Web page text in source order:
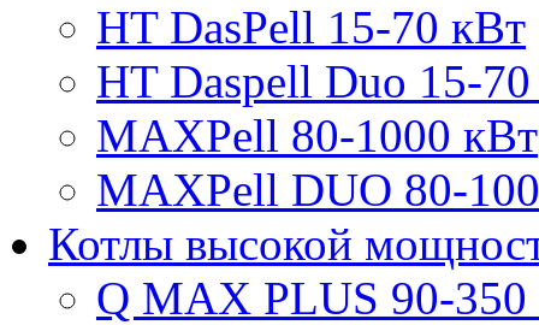
HT DasPell 15-70 кВт
HT Daspell Duo 15-
MAXPell 80-1000 кВт
MAXPell DUO 80-
Котлы высокой
Q MAX PLUS 90-350